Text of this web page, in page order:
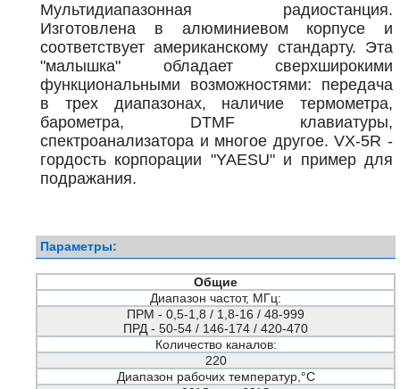
Мультидиапазонная радиостанция.
Изготовлена в алюминиевом корпусе и
соответствует американскому стандарту. Эта
"малышка" обладает сверхширокими
функциональными возможностями: передача
в трех диапазонах, наличие термометра,
барометра, DTMF клавиатуры,
спектроанализатора и многое другое. VX-5R -
гордость корпорации "YAESU" и пример для
подражания.
Параметры:
Общие
Диапазон частот, МГц:
ПРМ - 0,5-1,8 / 1,8-16 / 48-999
ПРД - 50-54 / 146-174 / 420-470
Количество каналов:
220
Диапазон рабочих температур,°С